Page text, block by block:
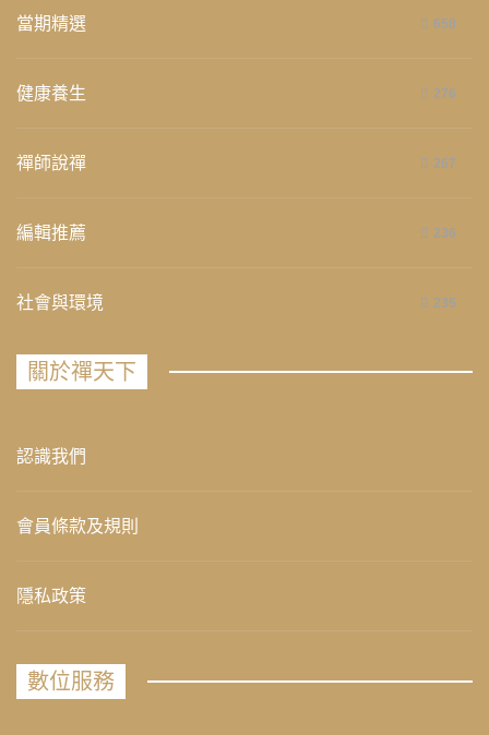
當期精選 658
健康養生 276
禪師說禪 267
編輯推薦 236
社會與環境 235
關於禪天下
認識我們
會員條款及規則
隱私政策
數位服務